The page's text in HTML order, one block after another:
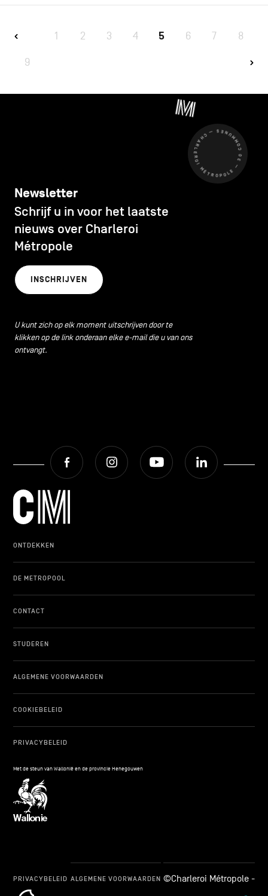
1 2 3 4 5 6 7 8
9
CHARLEROI MÉTROPOLE — 30 COMMUNES —
Newsletter
Schrijf u in voor het laatste
nieuws over Charleroi
Métropole
INSCHRIJVEN
U kunt zich op elk moment uitschrijven door te
klikken op de link onderaan elke e-mail die u van ons
ontvangt.
Facebook Instagram Youtube
ONTDEKKEN
DE METROPOOL
CONTACT
STUDEREN
ALGEMENE VOORWAARDEN
COOKIEBELEID
PRIVACYBELEID
Met de steun van Wallonië en de provincie Henegouwen
cookie_notice_link
PRIVACYBELEID ALGEMENE VOORWAARDEN ©Charleroi Métropole -